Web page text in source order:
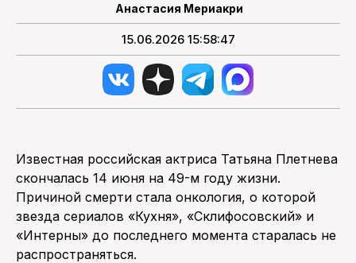
Анастасия Мериакри
15.06.2026 15:58:47
Известная российская актриса Татьяна Плетнева
скончалась 14 июня на 49-м году жизни.
Причиной смерти стала онкология, о которой
звезда сериалов «Кухня», «Склифосовский» и
«Интерны» до последнего момента старалась не
распространяться.